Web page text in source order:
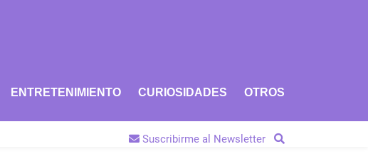
ENTRETENIMIENTO CURIOSIDADES OTROS
Suscribirme al Newsletter